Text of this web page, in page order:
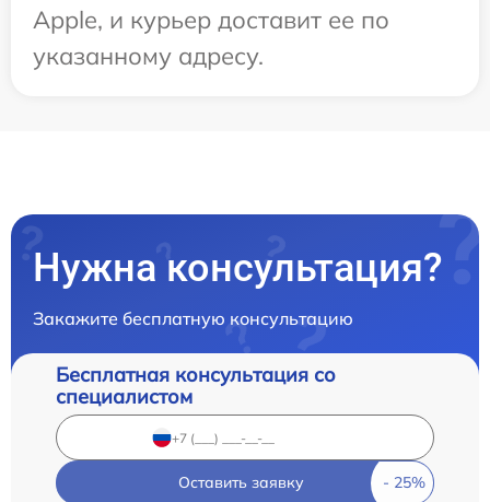
Apple, и курьер доставит ее по
указанному адресу.
Нужна консультация?
Закажите бесплатную консультацию
Бесплатная консультация со
специалистом
Оставить заявку